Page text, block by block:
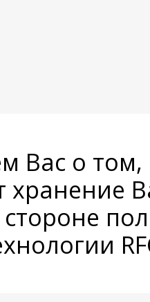
Вас о
хранение